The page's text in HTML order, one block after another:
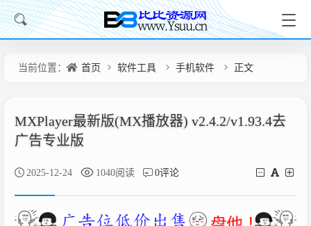
当前位置： 首页 软件工具 手机软件 正文
MXPlayer最新版(MX播放器) v2.4.2/v1.93.4去
广告专业版
2025-12-24 1040阅读 0评论